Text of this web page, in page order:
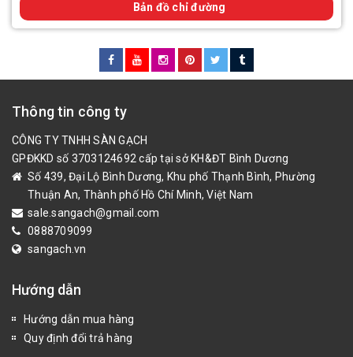
Bản đồ chỉ đường
Thông tin công ty
CÔNG TY TNHH SÀN GẠCH
GPĐKKD số 3703124692 cấp tại sở KH&ĐT Bình Dương
Số 439, Đại Lộ Bình Dương, Khu phố Thạnh Bình, Phường
Thuận An, Thành phố Hồ Chí Minh, Việt Nam
sale.sangach@gmail.com
0888709099
sangach.vn
Hướng dẫn
Hướng dẫn mua hàng
Quy định đổi trả hàng